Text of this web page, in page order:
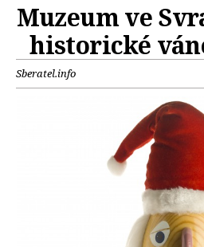
Muzeum ve
historické
Sberatel.info